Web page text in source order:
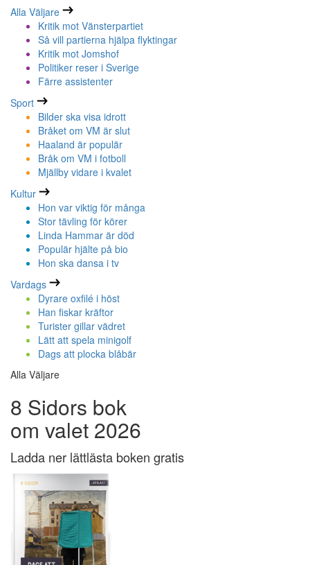
Alla Väljare
Kritik mot Vänsterpartiet
Så vill partierna hjälpa flyktingar
Kritik mot Jomshof
Politiker reser i Sverige
Färre assistenter
Sport
Bilder ska visa idrott
Bråket om VM är slut
Haaland är populär
Bråk om VM i fotboll
Mjällby vidare i kvalet
Kultur
Hon var viktig för många
Stor tävling för körer
Linda Hammar är död
Populär hjälte på bio
Hon ska dansa i tv
Vardags
Dyrare oxfilé i höst
Han fiskar kräftor
Turister gillar vädret
Lätt att spela minigolf
Dags att plocka blåbär
Alla Väljare
8 Sidors bok
om valet 2026
Ladda ner lättlästa boken gratis